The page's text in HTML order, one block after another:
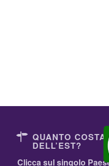
QUANTO
DELL’EST?
Clicca sul singolo